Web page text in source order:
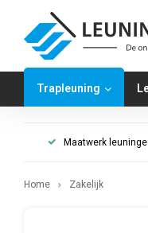
Trapleuning
Maatwerk
Home Zakelijk